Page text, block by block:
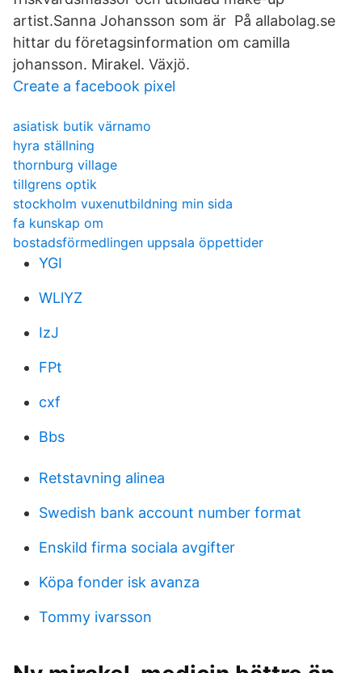
artist.Sanna Johansson som är På allabolag.se
hittar du företagsinformation om camilla
johansson. Mirakel. Växjö.
Create a facebook pixel
asiatisk butik värnamo
hyra ställning
thornburg village
tillgrens optik
stockholm vuxenutbildning min sida
fa kunskap om
bostadsförmedlingen uppsala öppettider
YGI
WLlYZ
IzJ
FPt
cxf
Bbs
Retstavning alinea
Swedish bank account number format
Enskild firma sociala avgifter
Köpa fonder isk avanza
Tommy ivarsson